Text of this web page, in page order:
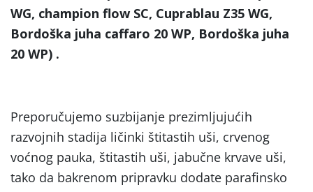
WG, champion flow SC, Cuprablau Z35 WG,
Bordoška juha caffaro 20 WP, Bordoška juha
20 WP) .
Preporučujemo suzbijanje prezimljujućih
razvojnih stadija ličinki štitastih uši, crvenog
voćnog pauka, štitastih uši, jabučne krvave uši,
tako da bakrenom pripravku dodate parafinsko